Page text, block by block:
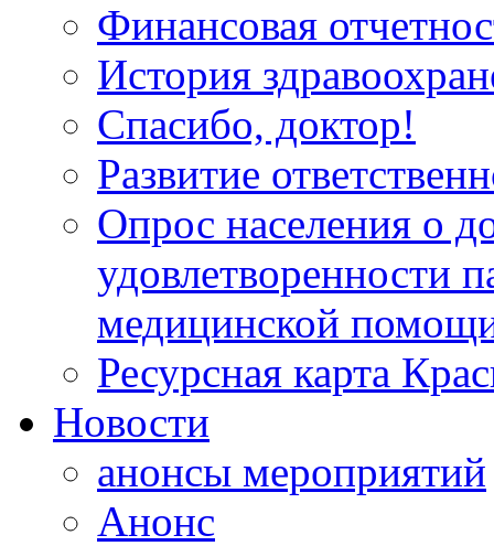
Финансовая
История
Спасибо, доктор!
Развитие
Опрос населения о
удовлетворенности
медицинской
Ресурсная карта
Новости
анонсы мероприятий
Анонс